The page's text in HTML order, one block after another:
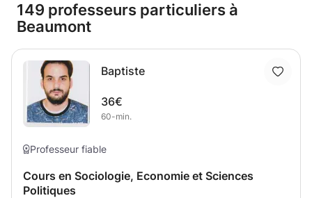
149 professeurs particuliers à
Beaumont
Baptiste
36€
60-min.
Professeur fiable
Cours en Sociologie, Economie et Sciences
Politiques